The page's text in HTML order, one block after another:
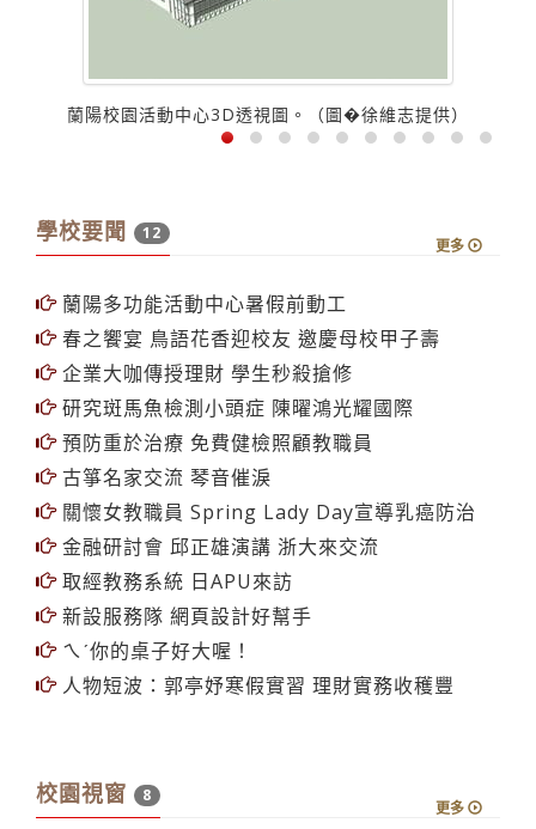
蘭陽校園活動中心3D透視圖。（圖�徐維志提供）
學校要聞 12
更多
蘭陽多功能活動中心暑假前動工
春之饗宴 鳥語花香迎校友 邀慶母校甲子壽
企業大咖傳授理財 學生秒殺搶修
研究斑馬魚檢測小頭症 陳曜鴻光耀國際
預防重於治療 免費健檢照顧教職員
古箏名家交流 琴音催淚
關懷女教職員 Spring Lady Day宣導乳癌防治
金融研討會 邱正雄演講 浙大來交流
取經教務系統 日APU來訪
新設服務隊 網頁設計好幫手
ㄟˊ你的桌子好大喔！
人物短波：郭亭妤寒假實習 理財實務收穫豐
校園視窗 8
更多